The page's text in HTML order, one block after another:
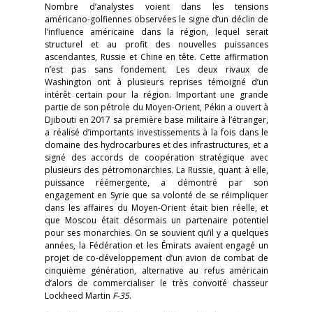
Nombre d’analystes voient dans les tensions
américano-golfiennes observées le signe d’un déclin de
l’influence américaine dans la région, lequel serait
structurel et au profit des nouvelles puissances
ascendantes, Russie et Chine en tête. Cette affirmation
n’est pas sans fondement. Les deux rivaux de
Washington ont à plusieurs reprises témoigné d’un
intérêt certain pour la région. Important une grande
partie de son pétrole du Moyen-Orient, Pékin a ouvert à
Djibouti en 2017 sa première base militaire à l’étranger,
a réalisé d’importants investissements à la fois dans le
domaine des hydrocarbures et des infrastructures, et a
signé des accords de coopération stratégique avec
plusieurs des pétromonarchies. La Russie, quant à elle,
puissance réémergente, a démontré par son
engagement en Syrie que sa volonté de se réimpliquer
dans les affaires du Moyen-Orient était bien réelle, et
que Moscou était désormais un partenaire potentiel
pour ses monarchies. On se souvient qu’il y a quelques
années, la Fédération et les Émirats avaient engagé un
projet de co-développement d’un avion de combat de
cinquième génération, alternative au refus américain
d’alors de commercialiser le très convoité chasseur
Lockheed Martin F-35.